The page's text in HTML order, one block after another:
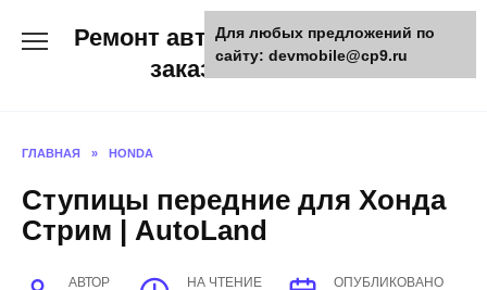
Ремонт авто и мото техники,
заказ запчастей
ГЛАВНАЯ » HONDA
Ступицы передние для Хонда
Стрим | AutoLand
АВТОР НА ЧТЕНИЕ ОПУБЛИКОВАНО
Для любых предложений по
сайту: devmobile@cp9.ru